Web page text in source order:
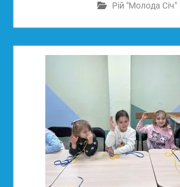
Рій "Молода Січ"